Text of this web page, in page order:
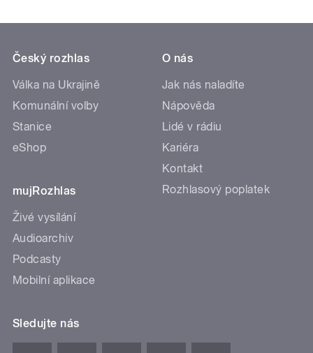
Český rozhlas
Válka na Ukrajině
Komunální volby
Stanice
eShop
mujRozhlas
Živé vysílání
Audioarchiv
Podcasty
Mobilní aplikace
O nás
Jak nás naladíte
Nápověda
Lidé v rádiu
Kariéra
Kontakt
Rozhlasový poplatek
Sledujte nás